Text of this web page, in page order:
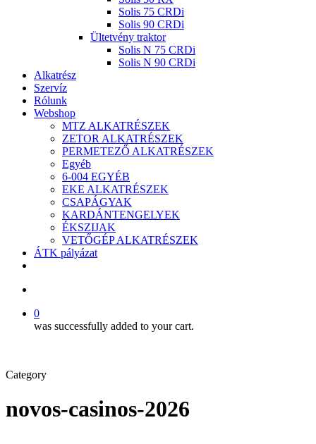
Solis 75 CRDi
Solis 90 CRDi
Ültetvény traktor
Solis N 75 CRDi
Solis N 90 CRDi
Alkatrész
Szervíz
Rólunk
Webshop
MTZ ALKATRÉSZEK
ZETOR ALKATRÉSZEK
PERMETEZŐ ALKATRÉSZEK
Egyéb
6-004 EGYÉB
EKE ALKATRÉSZEK
CSAPÁGYAK
KARDÁNTENGELYEK
ÉKSZIJAK
VETŐGÉP ALKATRÉSZEK
ÁTK pályázat
0
was successfully added to your cart.
Category
novos-casinos-2026